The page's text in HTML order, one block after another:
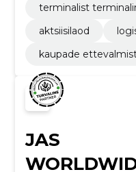
terminalist
aktsiisilaod
kaupade
JAS